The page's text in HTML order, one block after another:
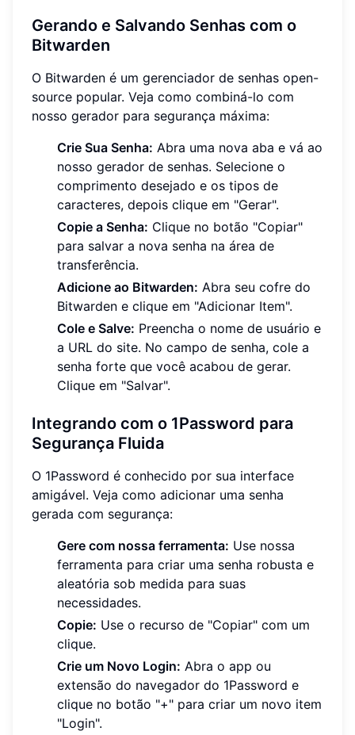
Gerando e Salvando Senhas com o
Bitwarden
O Bitwarden é um gerenciador de senhas open-
source popular. Veja como combiná-lo com
nosso gerador para segurança máxima:
Crie Sua Senha: Abra uma nova aba e vá ao
nosso gerador de senhas. Selecione o
comprimento desejado e os tipos de
caracteres, depois clique em "Gerar".
Copie a Senha: Clique no botão "Copiar"
para salvar a nova senha na área de
transferência.
Adicione ao Bitwarden: Abra seu cofre do
Bitwarden e clique em "Adicionar Item".
Cole e Salve: Preencha o nome de usuário e
a URL do site. No campo de senha, cole a
senha forte que você acabou de gerar.
Clique em "Salvar".
Integrando com o 1Password para
Segurança Fluida
O 1Password é conhecido por sua interface
amigável. Veja como adicionar uma senha
gerada com segurança:
Gere com nossa ferramenta: Use nossa
ferramenta para criar uma senha robusta e
aleatória sob medida para suas
necessidades.
Copie: Use o recurso de "Copiar" com um
clique.
Crie um Novo Login: Abra o app ou
extensão do navegador do 1Password e
clique no botão "+" para criar um novo item
"Login".